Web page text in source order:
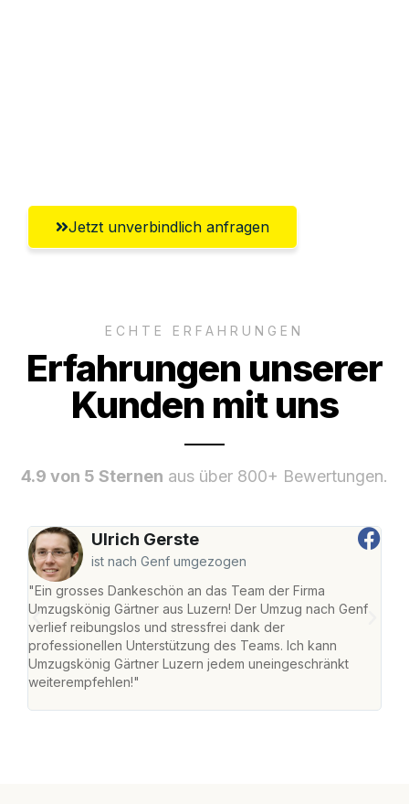
Jetzt unverbindlich anfragen
ECHTE ERFAHRUNGEN
Erfahrungen unserer
Kunden mit uns
4.9 von 5 Sternen aus über 800+ Bewertungen.
Ulrich Gerste
ist nach Genf umgezogen
"Ein grosses Dankeschön an das Team der Firma
Umzugskönig Gärtner aus Luzern! Der Umzug nach Genf
verlief reibungslos und stressfrei dank der
professionellen Unterstützung des Teams. Ich kann
Umzugskönig Gärtner Luzern jedem uneingeschränkt
weiterempfehlen!"